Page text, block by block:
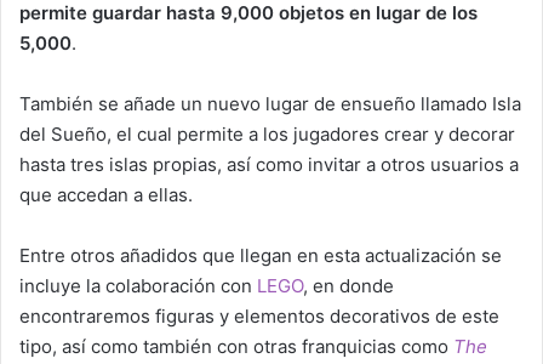
permite guardar hasta 9,000 objetos en lugar de los
5,000.
También se añade un nuevo lugar de ensueño llamado Isla
del Sueño, el cual permite a los jugadores crear y decorar
hasta tres islas propias, así como invitar a otros usuarios a
que accedan a ellas.
Entre otros añadidos que llegan en esta actualización se
incluye la colaboración con LEGO, en donde
encontraremos figuras y elementos decorativos de este
tipo, así como también con otras franquicias como The